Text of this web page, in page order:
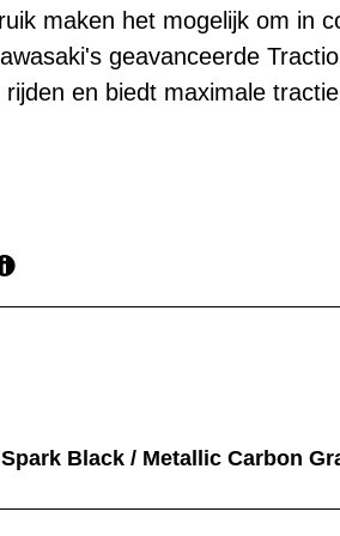
maken het mogelijk om in
geavanceerde
en biedt maximale
Black / Metallic Carbon